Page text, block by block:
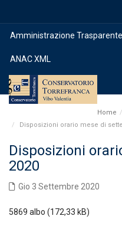
Amministrazione Trasparente
ANAC XML
Home
Disposizioni orario mese di
Disposizioni
2020
Gio 3 Settembre 2020
5869 albo